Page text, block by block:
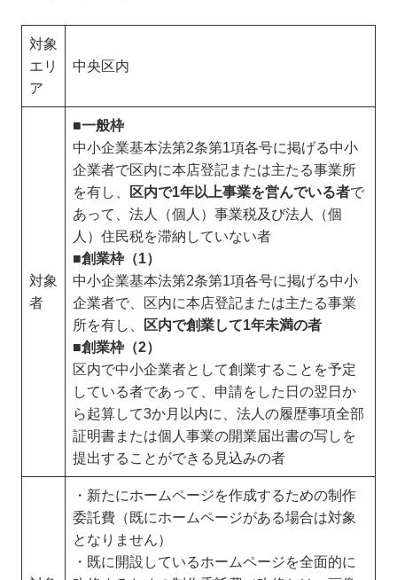
対象
エリ
ア
中央区内
対象
者
■一般枠
中小企業基本法第2条第1項各号に掲げる中小
企業者で区内に本店登記または主たる事業所
を有し、
区内で1年以上事業を営んでいる者で
あって、法人（個人）事業税及び法人（個
人）住民税を滞納していない者
■創業枠（1）
中小企業基本法第2条第1項各号に掲げる中小
企業者で、区内に本店登記または主たる事業
所を有し、
区内で創業して1年未満の者
■創業枠（2）
区内で中小企業者として創業することを予定
している者であって、申請をした日の翌日か
ら起算して3か月以内に、法人の履歴事項全部
証明書または個人事業の開業届出書の写しを
提出することができる見込みの者
・新たにホームページを作成するための制作
委託費（既にホームページがある場合は対象
となりません）
・既に開設しているホームページを全面的に